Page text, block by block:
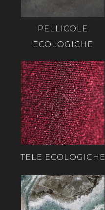
PELLICOLE
ECOLOGICHE
TELE ECOLOGICHE